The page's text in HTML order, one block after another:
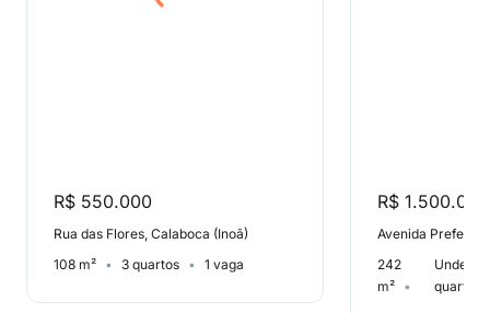
R$ 550.000
Rua das Flores, Calaboca (Inoã)
108 m²
3 quartos 1 vaga
R$ 1.500.000
242
m²
quarto